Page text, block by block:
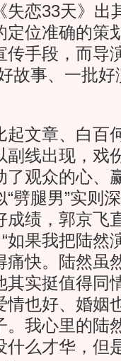
33天》出
定位准确的策
传手段，而导
故事、一批
章、白百何
副线出现，戏
了观众的心、
“劈腿男”实则
成绩，郭京飞
“如果我把陆
痛快。陆然虽
其实挺值得同
情也好、婚姻
。我心里的陆
什么才华，但